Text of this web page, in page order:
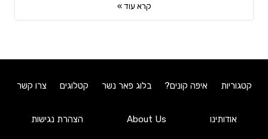
קרא עוד »
קטגוריות איפה קונים? בלוג פאר נשר קטלוגים צרו קשר
אודותינו About Us הצהרת נגישות